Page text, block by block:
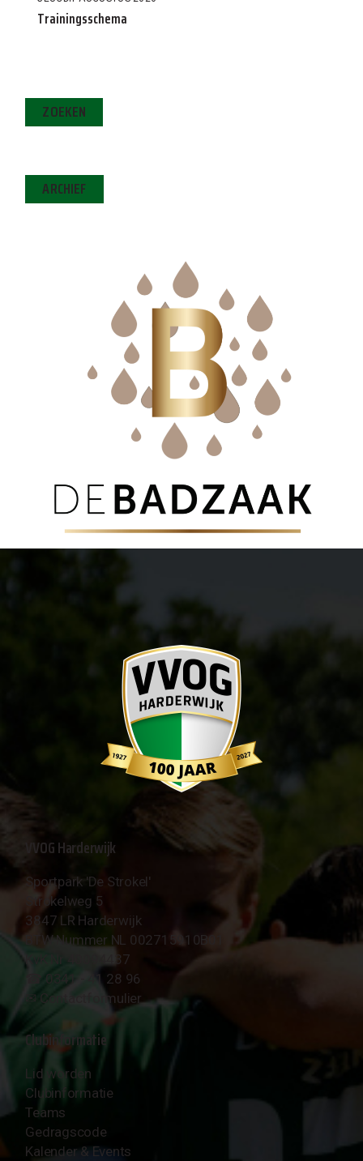
Trainingsschema
ZOEKEN
ARCHIEF
VVOG Harderwijk
Sportpark 'De Strokel'
Strokelweg 5
3847 LR Harderwijk
BTW Nummer NL 002715910B01
KvK Nr 40094437
☎︎ 0341 - 41 28 96
✉︎ Contactformulier
Clubinformatie
Lid worden
Clubinformatie
Teams
Gedragscode
Kalender & Events